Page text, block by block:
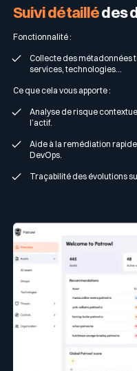
Suivi détaillédes
Fonctionnalité :
Collecte des métadonnées
services, technologies…
Ce que cela vous apporte :
Analyse de risque
l’actif.
Aide à la remédiation
DevOps.
Traçabilité des évolutions